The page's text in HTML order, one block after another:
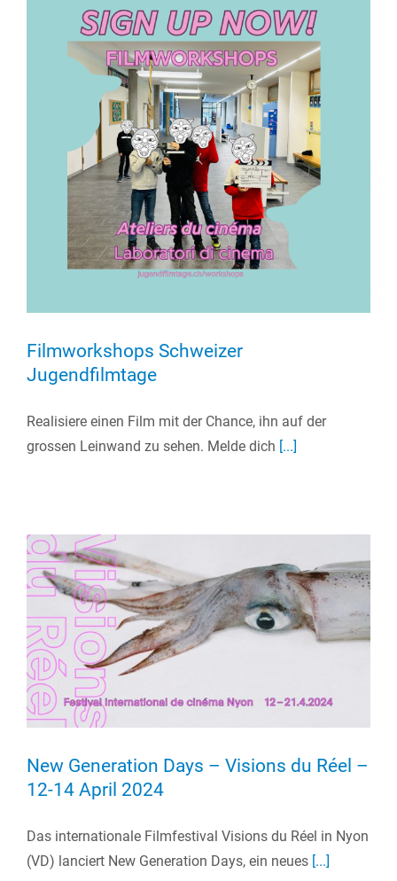
Filmworkshops Schweizer
Jugendfilmtage
Realisiere einen Film mit der Chance, ihn auf der
grossen Leinwand zu sehen. Melde dich [...]
New Generation Days – Visions du Réel –
12-14 April 2024
Das internationale Filmfestival Visions du Réel in Nyon
(VD) lanciert New Generation Days, ein neues [...]